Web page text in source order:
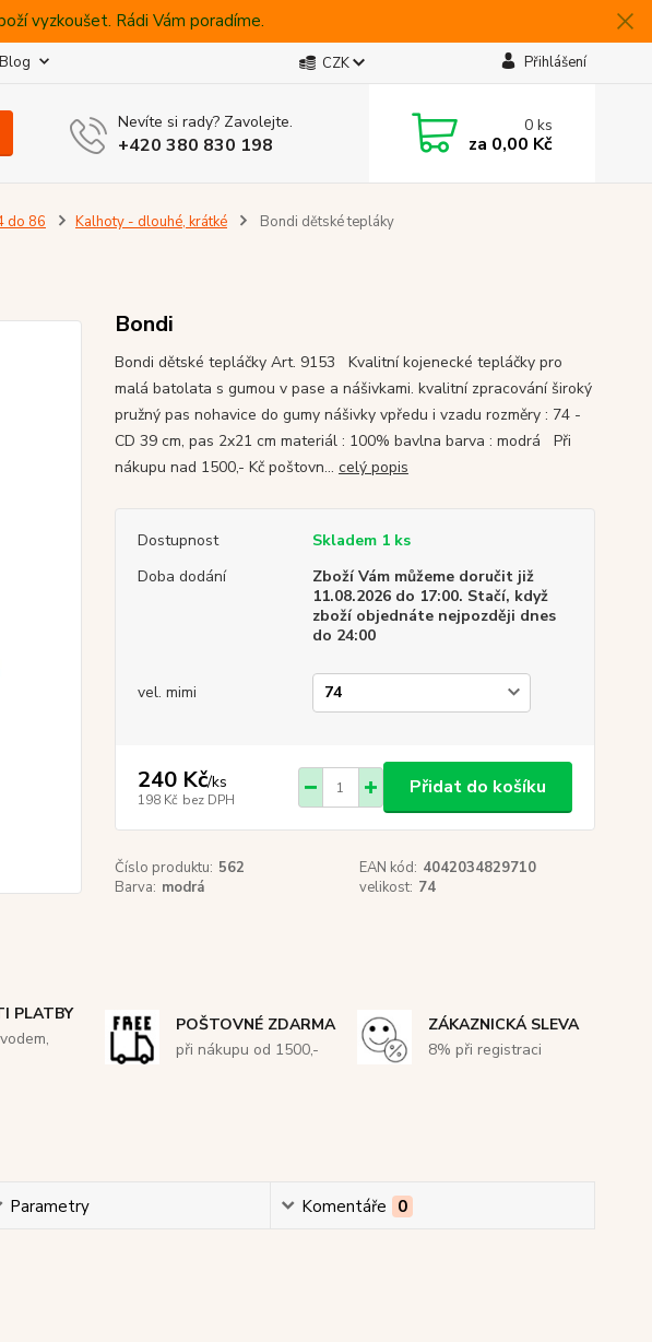
vyzkoušet. Rádi Vám poradíme.
Blog CZK Přihlášení
Nevíte si rady? Zavolejte.
+420 380 830 198
0ks
za 0,00 Kč
do 86 Kalhoty - dlouhé, krátké Bondi dětské tepláky
Bondi
Bondi dětské tepláčky Art. 9153 Kvalitní kojenecké tepláčky pro
malá batolata s gumou v pase a nášivkami. kvalitní zpracování široký
pružný pas nohavice do gumy nášivky vpředu i vzadu rozměry : 74 -
CD 39 cm, pas 2x21 cm materiál : 100% bavlna barva : modrá Při
nákupu nad 1500,- Kč poštovn... celý popis
Dostupnost
Skladem 1 ks
Doba dodání
Zboží Vám můžeme doručit již
11.08.2026 do 17:00. Stačí, když
zboží objednáte nejpozději dnes
do 24:00
vel. mimi
240 Kč/ks
198 Kč bez DPH
Přidat do košíku
Číslo produktu: 562 EAN kód: 4042034829710
Barva: modrá velikost: 74
PLATBY
POŠTOVNÉ ZDARMA
při nákupu od 1500,-
ZÁKAZNICKÁ SLEVA
8% při registraci
Parametry Komentáře 0